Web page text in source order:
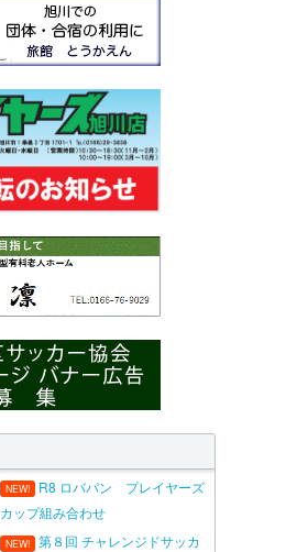
NEW!
R8 ロバパン プレイヤーズ
カップ組み合わせ
NEW!
第８回 チャレンジドサッカ